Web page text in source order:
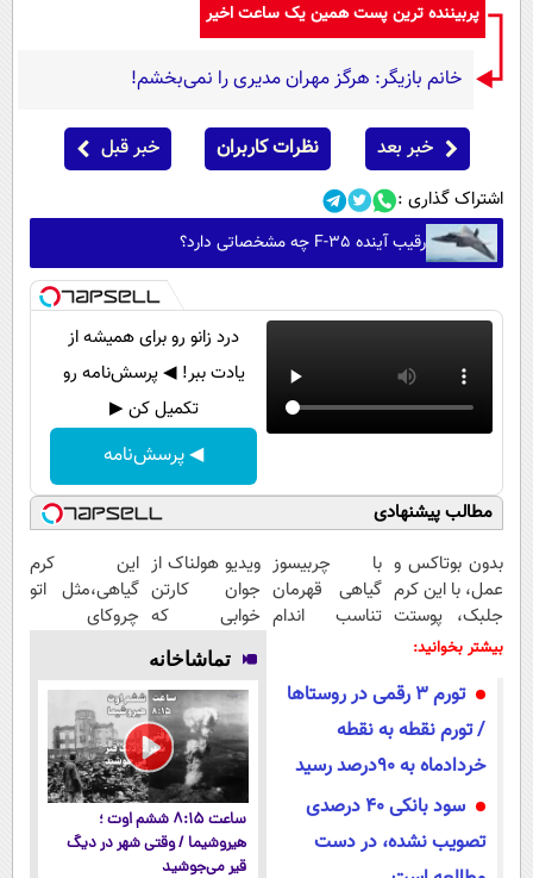
پربیننده ترین پست همین یک ساعت اخیر
خانم بازیگر: هرگز مهران مدیری را نمی‌بخشم!
خبر بعد نظرات کاربران خبر قبل
اشتراک گذاری :
رقیب آینده F-35 چه مشخصاتی دارد؟
درد زانو رو برای همیشه از
یادت ببر! ◀ پرسش‌نامه رو
تکمیل کن ▶
◀ پرسش‌نامه
مطالب پیشنهادی
بدون بوتاکس و
عمل، با این کرم
جلبک، پوستت
رو جوان کن
با چربیسوز
گیاهی قهرمان
تناسب اندام
ویدیو هولناک از
جوان کارتن
خوابی که
میلیاردر شد.
آموزش رایگان
این کرم
گیاهی،مثل اتو
چروکای
بیشتر بخوانید:
تورم 3 رقمی در روستاها
/ تورم نقطه‌ به نقطه
خردادماه به ۹۰درصد رسید
سود بانکی ۴۰ درصدی
تصویب نشده، در دست
تماشاخانه
ساعت ۸:۱۵ ششم اوت ؛
هیروشیما / وقتی شهر در دیگ
قیر می‌جوشید